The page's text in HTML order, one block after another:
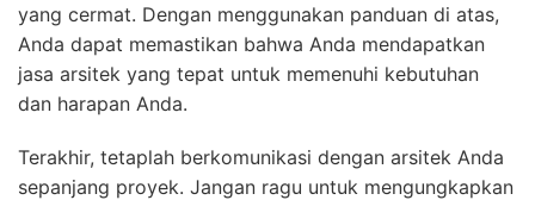
yang cermat. Dengan menggunakan panduan di atas,
Anda dapat memastikan bahwa Anda mendapatkan
jasa arsitek yang tepat untuk memenuhi kebutuhan
dan harapan Anda.
Terakhir, tetaplah berkomunikasi dengan arsitek Anda
sepanjang proyek. Jangan ragu untuk mengungkapkan